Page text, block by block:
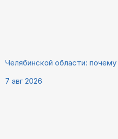
Челябинской области:
7 авг 2026